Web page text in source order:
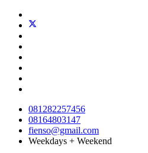
081282257456
08164803147
fienso@gmail.com
Weekdays + Weekend